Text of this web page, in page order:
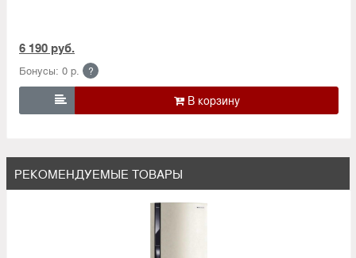
6 190 руб.
Бонусы: 0 р. ?

РЕКОМЕНДУЕМЫЕ ТОВАРЫ